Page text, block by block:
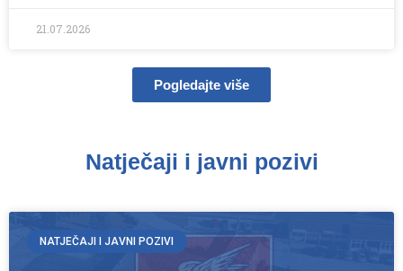
21.07.2026
Pogledajte više
Natječaji i javni pozivi
NATJEČAJI I JAVNI POZIVI